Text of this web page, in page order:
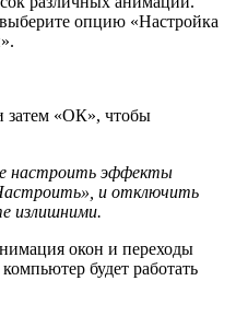
опцию «Настройка
затем «ОК», чтобы
настроить эффекты
и отключить
излишними.
окон и переходы
будет работать